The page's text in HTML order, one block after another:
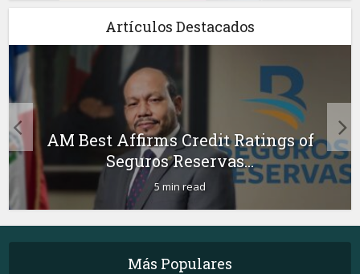
Artículos Destacados
AM Best Affirms Credit Ratings of
Seguros Reservas...
5 min read
Más Populares